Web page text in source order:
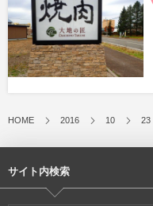
HOME 2016 10 23
サイト内検索